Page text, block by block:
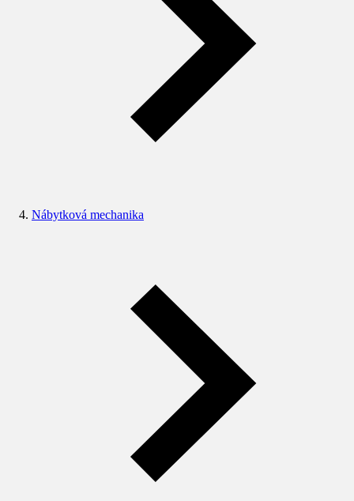
Nábytková mechanika